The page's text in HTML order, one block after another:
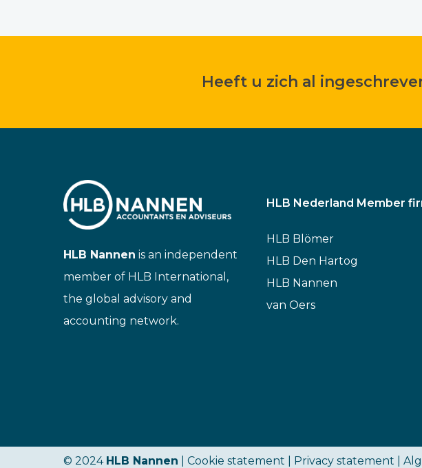
Heeft u zich al
HLB Nannen is an independent
member of HLB International,
the global advisory and
accounting network.
HLB Nederland Member
HLB Blömer
HLB Den Hartog
HLB Nannen
van Oers
© 2024 HLB Nannen | Cookie statement | Privacy statement